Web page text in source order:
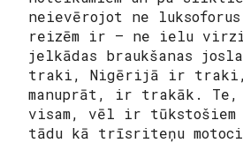
neievērojot ne
reizēm ir – ne ielu
jelkādas braukšanas
traki, Nigērijā ir
manuprāt, ir trakāk. Te,
visam, vēl ir tūkstošiem
tādu kā trīsriteņu